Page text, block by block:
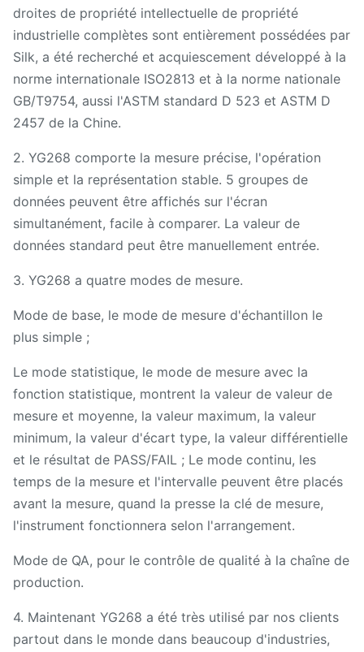
droites de propriété intellectuelle de propriété
industrielle complètes sont entièrement possédées par
Silk, a été recherché et acquiescement développé à la
norme internationale ISO2813 et à la norme nationale
GB/T9754, aussi l'ASTM standard D 523 et ASTM D
2457 de la Chine.
2. YG268 comporte la mesure précise, l'opération
simple et la représentation stable. 5 groupes de
données peuvent être affichés sur l'écran
simultanément, facile à comparer. La valeur de
données standard peut être manuellement entrée.
3. YG268 a quatre modes de mesure.
Mode de base, le mode de mesure d'échantillon le
plus simple ;
Le mode statistique, le mode de mesure avec la
fonction statistique, montrent la valeur de valeur de
mesure et moyenne, la valeur maximum, la valeur
minimum, la valeur d'écart type, la valeur différentielle
et le résultat de PASS/FAIL ; Le mode continu, les
temps de la mesure et l'intervalle peuvent être placés
avant la mesure, quand la presse la clé de mesure,
l'instrument fonctionnera selon l'arrangement.
Mode de QA, pour le contrôle de qualité à la chaîne de
production.
4. Maintenant YG268 a été très utilisé par nos clients
partout dans le monde dans beaucoup d'industries,